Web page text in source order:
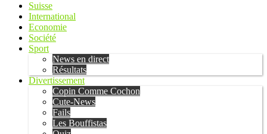
Suisse
International
Economie
Société
Sport
News en direct
Résultats
Divertissement
Copin Comme Cochon
Cute-News
Fails
Les Bouffistas